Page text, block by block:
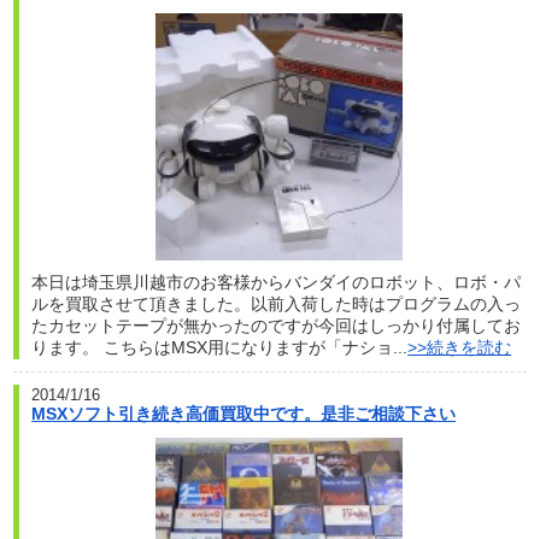
本日は埼玉県川越市のお客様からバンダイのロボット、ロボ・パ
ルを買取させて頂きました。以前入荷した時はプログラムの入っ
たカセットテープが無かったのですが今回はしっかり付属してお
ります。 こちらはMSX用になりますが「ナショ...>>続きを読む
2014/1/16
MSXソフト引き続き高価買取中です。是非ご相談下さい